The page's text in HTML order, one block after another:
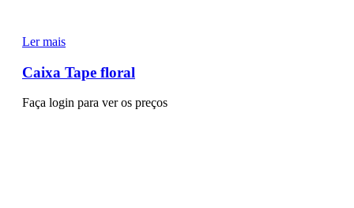
Ler mais
Caixa Tape floral
Faça login para ver os preços